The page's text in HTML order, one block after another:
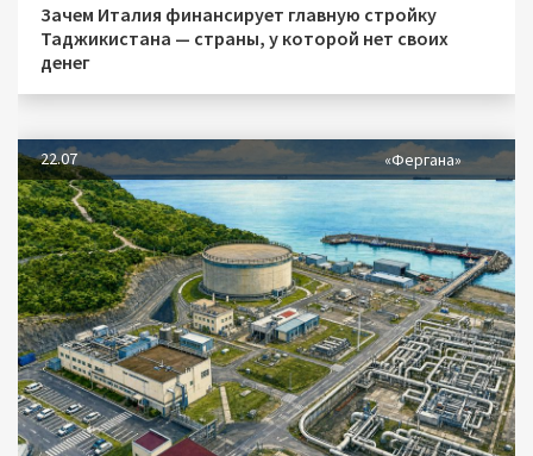
Зачем Италия финансирует главную стройку
Таджикистана — страны, у которой нет своих
денег
22.07 «Фергана»